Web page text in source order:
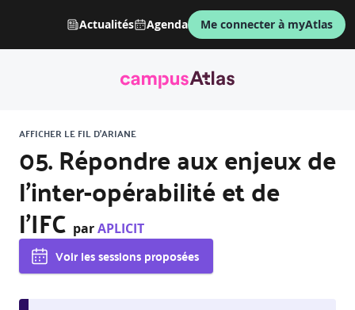
Actualités Agenda Me connecter à myAtlas
AFFICHER LE FIL D'ARIANE
05. Répondre aux enjeux de
l'inter-opérabilité et de
l'IFC parAPLICIT
Voir les sessions proposées